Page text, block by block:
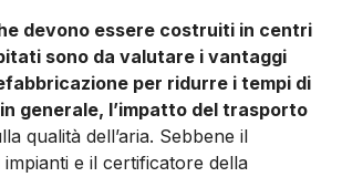
devono essere costruiti in centri
sono da valutare i vantaggi
per ridurre i tempi di
generale, l’impatto del trasporto
qualità dell’aria. Sebbene il
im­pianti e il certificatore della